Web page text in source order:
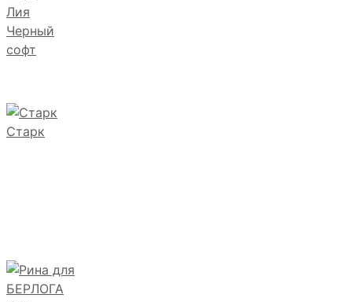
Лия
Черный
софт
Старк